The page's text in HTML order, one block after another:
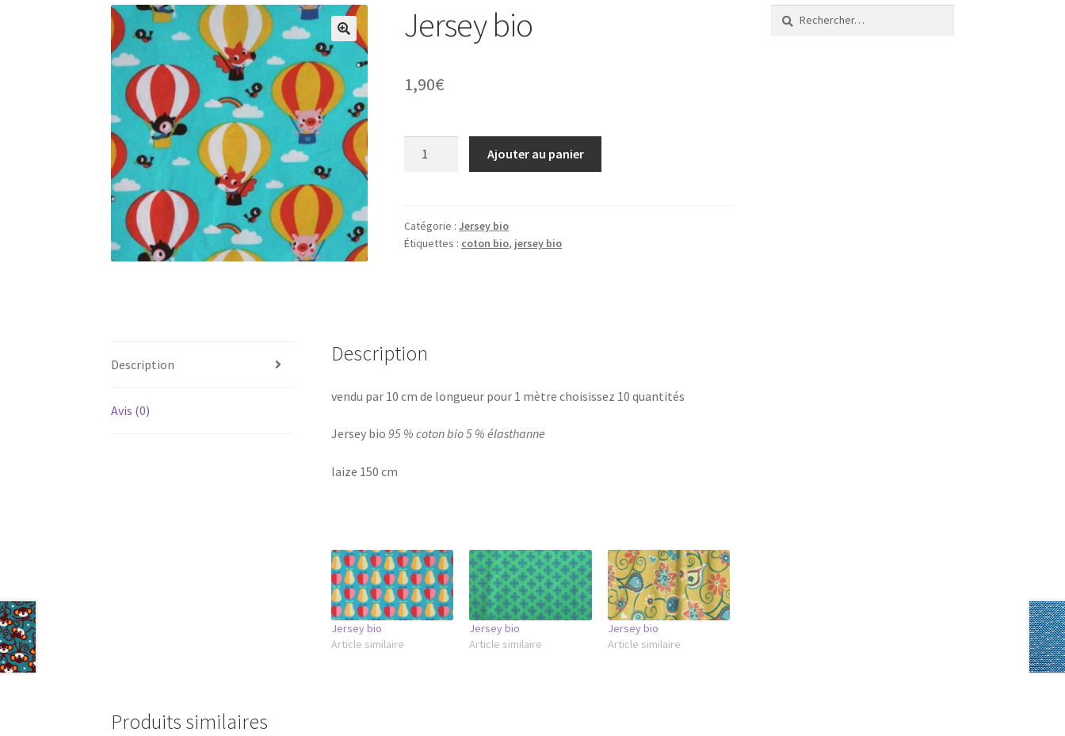
Jersey bio
1,90€
Ajouter au panier
Catégorie :Jersey bio
Étiquettes : coton bio, jersey bio
Description
Avis (0)
Description
vendu par 10 cm de longueur pour 1 mètre choisissez 10 quantités
Jersey bio 95 % coton bio 5 % élasthanne
laize 150 cm
Jersey bio
Article similaire
Jersey bio
Article similaire
Jersey bio
Article similaire
Produits similaires
Rechercher :